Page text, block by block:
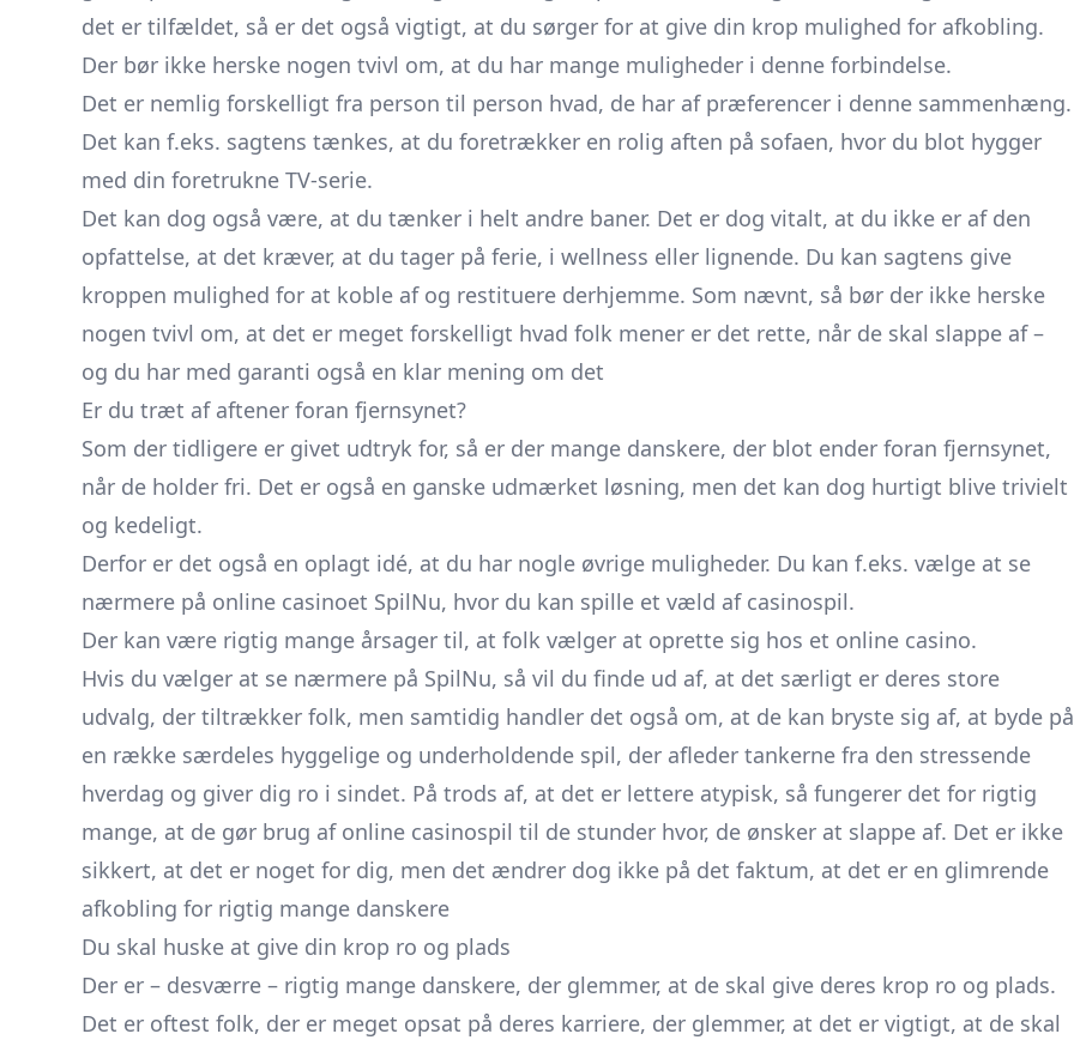
det er tilfældet, så er det også vigtigt, at du sørger for at give din krop mulighed for afkobling.
Der bør ikke herske nogen tvivl om, at du har mange muligheder i denne forbindelse.
Det er nemlig forskelligt fra person til person hvad, de har af præferencer i denne sammenhæng.
Det kan f.eks. sagtens tænkes, at du foretrækker en rolig aften på sofaen, hvor du blot hygger
med din foretrukne TV-serie.
Det kan dog også være, at du tænker i helt andre baner. Det er dog vitalt, at du ikke er af den
opfattelse, at det kræver, at du tager på ferie, i wellness eller lignende. Du kan sagtens give
kroppen mulighed for at koble af og restituere derhjemme. Som nævnt, så bør der ikke herske
nogen tvivl om, at det er meget forskelligt hvad folk mener er det rette, når de skal slappe af –
og du har med garanti også en klar mening om det
Er du træt af aftener foran fjernsynet?
Som der tidligere er givet udtryk for, så er der mange danskere, der blot ender foran fjernsynet,
når de holder fri. Det er også en ganske udmærket løsning, men det kan dog hurtigt blive trivielt
og kedeligt.
Derfor er det også en oplagt idé, at du har nogle øvrige muligheder. Du kan f.eks. vælge at se
nærmere på online casinoet SpilNu, hvor du kan spille et væld af casinospil.
Der kan være rigtig mange årsager til, at folk vælger at oprette sig hos et online casino.
Hvis du vælger at se nærmere på SpilNu, så vil du finde ud af, at det særligt er deres store
udvalg, der tiltrækker folk, men samtidig handler det også om, at de kan bryste sig af, at byde på
en række særdeles hyggelige og underholdende spil, der afleder tankerne fra den stressende
hverdag og giver dig ro i sindet. På trods af, at det er lettere atypisk, så fungerer det for rigtig
mange, at de gør brug af online casinospil til de stunder hvor, de ønsker at slappe af. Det er ikke
sikkert, at det er noget for dig, men det ændrer dog ikke på det faktum, at det er en glimrende
afkobling for rigtig mange danskere
Du skal huske at give din krop ro og plads
Der er – desværre – rigtig mange danskere, der glemmer, at de skal give deres krop ro og plads.
Det er oftest folk, der er meget opsat på deres karriere, der glemmer, at det er vigtigt, at de skal